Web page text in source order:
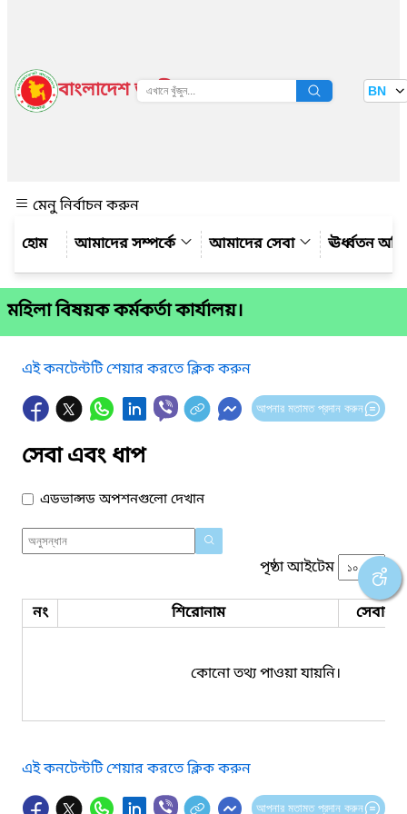
বাংলাদেশ জাতীয় তথ্য বাতায়ন BN
মেনু নির্বাচন করুন
আমাদের সম্পর্কে
আমাদের সেবা ঊর্ধ্বতন
মহিলা বিষয়ক কর্মকর্তা কার্যালয়।
এই কনটেন্টটি শেয়ার করতে ক্লিক করুন
আপনার মতামত প্রদান করুন
সেবা এবং ধাপ
এডভান্সড অপশনগুলো দেখান
পৃষ্ঠা আইটেম
নং শিরোনাম সেবার
কোনো তথ্য পাওয়া যায়নি।
এই কনটেন্টটি শেয়ার করতে ক্লিক করুন
আপনার মতামত প্রদান করুন